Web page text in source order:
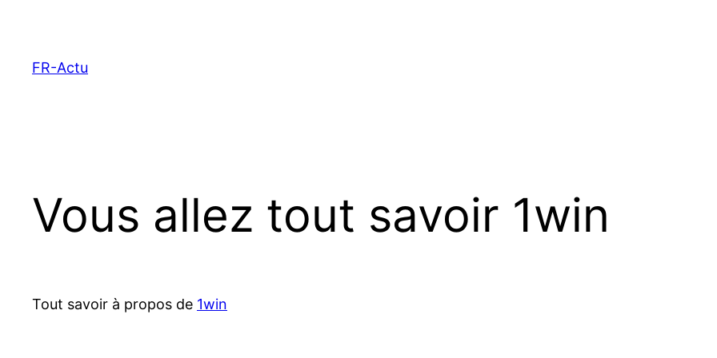
contenu
FR-Actu
Vous allez tout savoir 1win
Tout savoir à propos de 1win